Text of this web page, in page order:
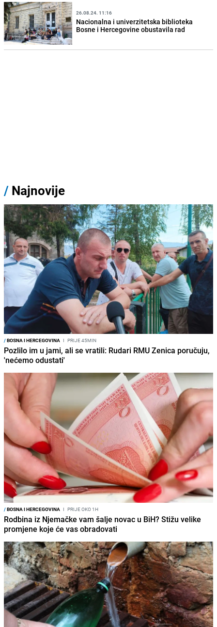
26.08.24. 11:16
Nacionalna i univerzitetska biblioteka
Bosne i Hercegovine obustavila rad
/ Najnovije
/BOSNA I HERCEGOVINA I PRIJE 45MIN
Pozlilo im u jami, ali se vratili: Rudari RMU Zenica poručuju,
'nećemo odustati'
/BOSNA I HERCEGOVINA I PRIJE OKO 1H
Rodbina iz Njemačke vam šalje novac u BiH? Stižu velike
promjene koje će vas obradovati